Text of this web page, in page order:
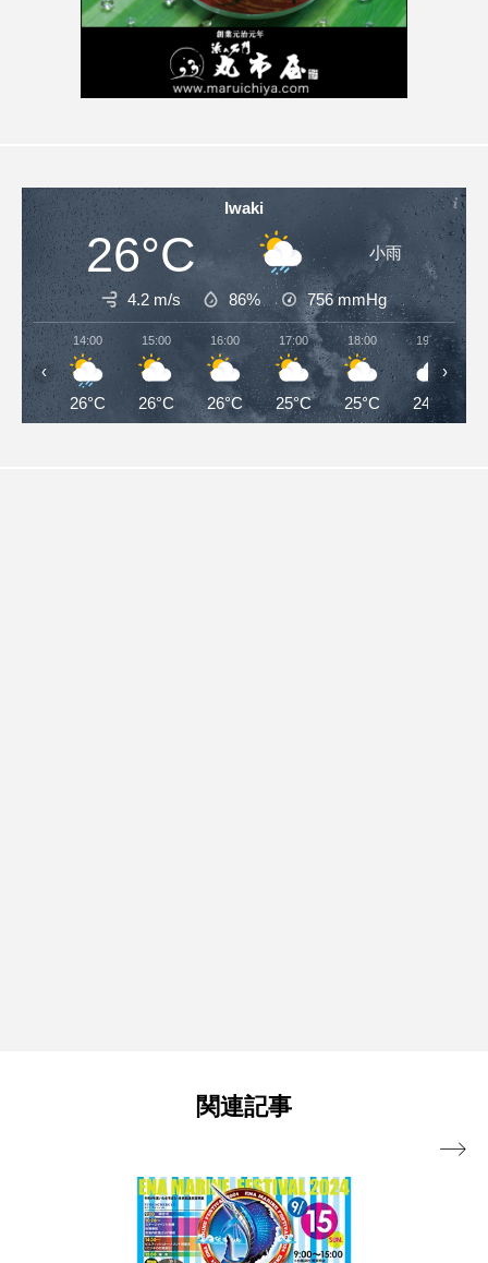
Iwaki
26°C 小雨
4.2 m/s 86% 756mmHg
14:00
26°C
15:00
26°C
16:00
26°C
17:00
25°C
18:00
25°C
19:00
24°C
‹ ›
関連記事
